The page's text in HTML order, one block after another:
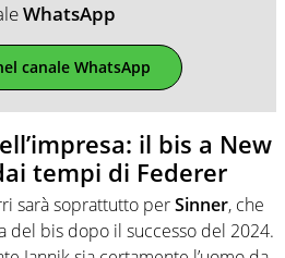
WhatsApp
canale WhatsApp
il bis a New
tempi di Federer
sarà soprattutto perSinner, che
del bis dopo il successo del 2024.